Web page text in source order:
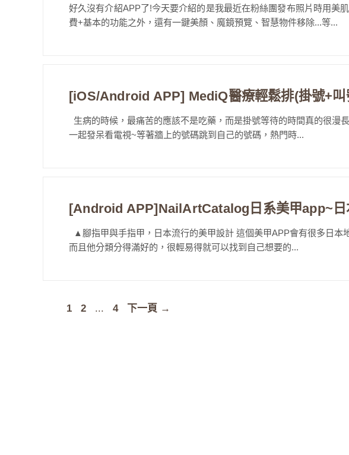
好久沒有介紹APP了!今天要介紹的是我最近在粉絲團發布照片時用美
費+基本的功能之外，還有一鍵美顏、魔鏡預覽、智慧物件移除...等...
[iOS/Android APP] MediQ醫療輕鬆排(掛號+叫
生病的時候，最痛苦的應該不是吃藥，而是掛號等待的時間真的很漫
一起發呆看電視~等著牆上的號碼跳到自己的號碼，熱門時...
[Android APP]NailArtCatalog日系美甲app~日
▲腳指甲與手指甲，日本流行的美甲設計 這個美甲APP會有很多日本
而且他分類分得滿好的，很輕易得就可以找到自己想要的...
頁
1
頁
2 ...
頁
4 下一頁 →